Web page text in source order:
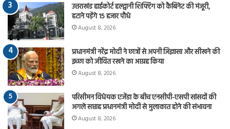
उत्तराखंड हाईकोर्ट हल्द्वानी शिफ्टिंग को कैबिनेट की मंजूरी,
हटाने पड़ेंगे 15 हजार पौधे
August 8, 2026
प्रधानमंत्री नरेंद्र मोदी ने छात्रों से अपनी जिज्ञासा और सीखने की
इच्छा को जीवित रखने का आग्रह किया
August 8, 2026
परिसीमन विधेयक एजेंडा के बीच एनसीपी-एसपी सांसदों की
अगले सप्ताह प्रधानमंत्री मोदी से मुलाकात होने की संभावना
August 8, 2026